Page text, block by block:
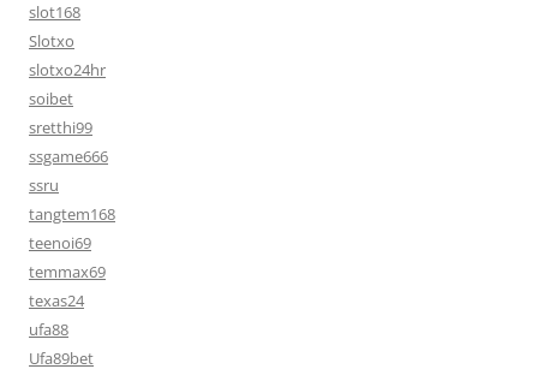
slot168
Slotxo
slotxo24hr
soibet
sretthi99
ssgame666
ssru
tangtem168
teenoi69
temmax69
texas24
ufa88
Ufa89bet